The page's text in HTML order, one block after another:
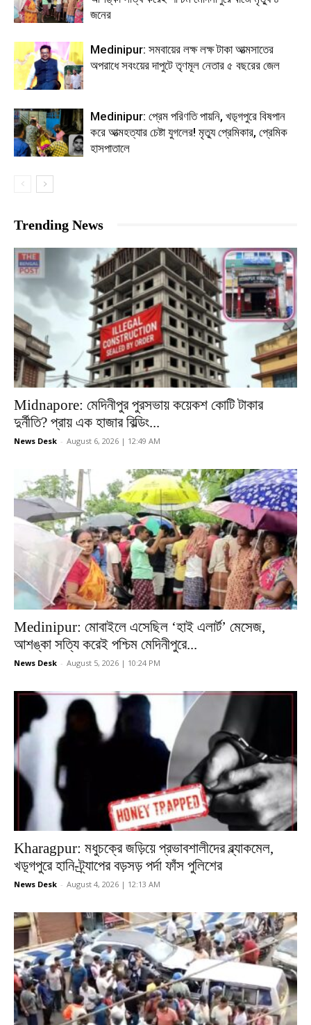
জনের
Medinipur: সমবায়ের লক্ষ লক্ষ টাকা আত্মসাতের
অপরাধে সবংয়ের দাপুটে তৃণমূল নেতার ৫ বছরের জেল
Medinipur: প্রেম পরিণতি পায়নি, খড়্গপুরে বিষপান
করে আত্মহত্যার চেষ্টা যুগলের! মৃত্যু প্রেমিকার, প্রেমিক
হাসপাতালে
Trending News
Midnapore: মেদিনীপুর পুরসভায় কয়েকশ কোটি টাকার
দুর্নীতি? প্রায় এক হাজার বিল্ডিং...
News Desk - August 6, 2026 | 12:49 AM
Medinipur: মোবাইলে এসেছিল ‘হাই এলার্ট’ মেসেজ,
আশঙ্কা সত্যি করেই পশ্চিম মেদিনীপুরে...
News Desk - August 5, 2026 | 10:24 PM
Kharagpur: মধুচক্রে জড়িয়ে প্রভাবশালীদের ব্ল্যাকমেল,
খড়্গপুরে হানি-ট্র্যাপের বড়সড় পর্দা ফাঁস পুলিশের
News Desk - August 4, 2026 | 12:13 AM